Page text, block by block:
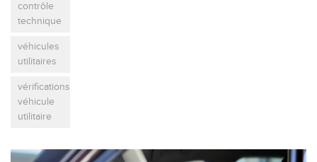
contrôle
technique
véhicules
utilitaires
vérifications
véhicule
utilitaire